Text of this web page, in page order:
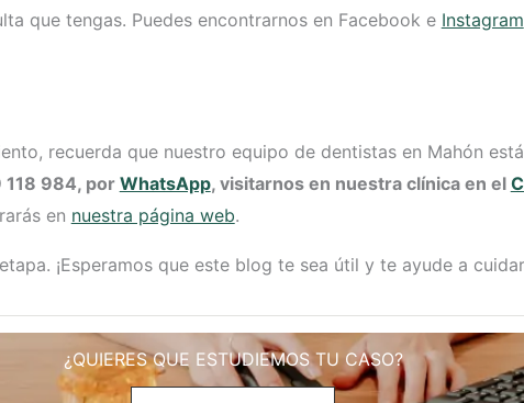
que tengas. Puedes encontrarnos en Facebook e Instagram
recuerda que nuestro equipo de dentistas en Mahón
984, por WhatsApp, visitarnos en nuestra clínica en el
en nuestra página web.
¡Esperamos que este blog te sea útil y te ayude a
¿QUIERES QUE ESTUDIEMOS TU CASO?